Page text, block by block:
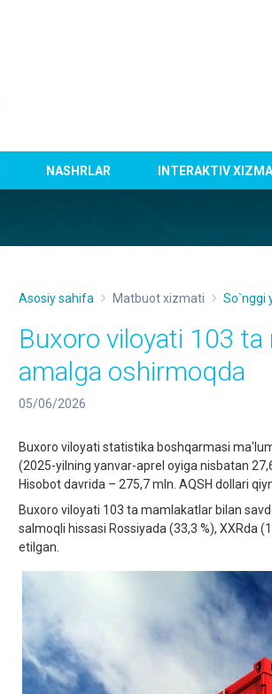
NASHRLAR INTERAKTIV
Asosiy sahifa Matbuot xizmati So`nggi
Buxoro viloyati 103
amalga oshirmoqda
05/06/2026
Buxoro viloyati statistika boshqarmasi
(2025-yilning yanvar-aprel oyiga nisbatan
Hisobot davrida – 275,7 mln. AQSH dollari
Buxoro viloyati 103 ta mamlakatlar bilan
salmoqli hissasi Rossiyada (33,3 %), XXRda
etilgan.